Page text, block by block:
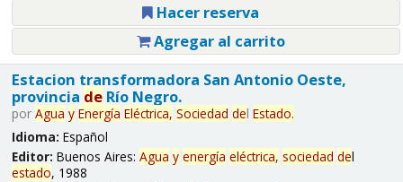
Hacer reserva
Agregar al carrito
Estacion transformadora San Antonio Oeste,
provincia deRío Negro.
por Agua y Energía Eléctrica, Sociedad del Estado.
Idioma: Español
Editor: Buenos Aires: Agua y energía eléctrica, sociedad del
estado, 1988